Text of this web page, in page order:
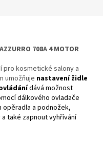
708A 4 MOTOR
kosmetické salony a
umožňuje nastavení židle
dává možnost
dálkového ovladače
opěradla a podnožek,
také zapnout vyhřívání